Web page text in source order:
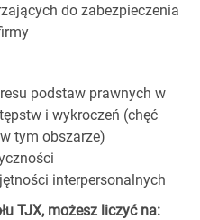
do zabezpieczenia
podstaw prawnych w
i wykroczeń (chęć
tym obszarze)
interpersonalnych
TJX, możesz liczyć na: